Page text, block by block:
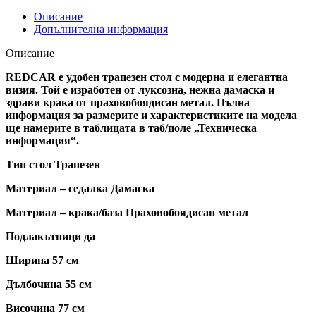
Описание
Допълнителна информация
Описание
REDCAR e удобен трапезен стол с модерна и елегантна
визия. Той е изработен от луксозна, нежна дамаска и
здрави крака от праховобоядисан метал. Пълна
информация за размерите и характеристиките на модела
ще намерите в таблицата в таб/поле „Техническа
информация“.
Тип стол Трапезен
Материал – седалка Дамаска
Материал – крака/база Праховобоядисан метал
Подлакътници да
Ширина 57 см
Дълбочина 55 см
Височина 77 см